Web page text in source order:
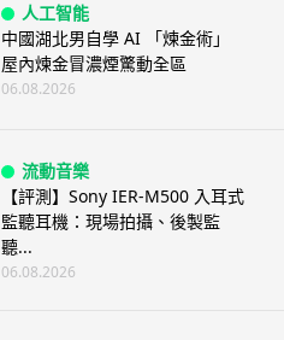
人工智能
中國湖北男自學 AI 「煉金術」
屋內煉金冒濃煙驚動全區
06.08.2026
流動音樂
【評測】Sony IER-M500 入耳式
監聽耳機：現場拍攝、後製監
聽...
06.08.2026